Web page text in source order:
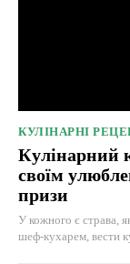
КУЛІНАРНІ
Кулінарний
своїм
призи
У кожного є страва,
шеф-кухарем, вести